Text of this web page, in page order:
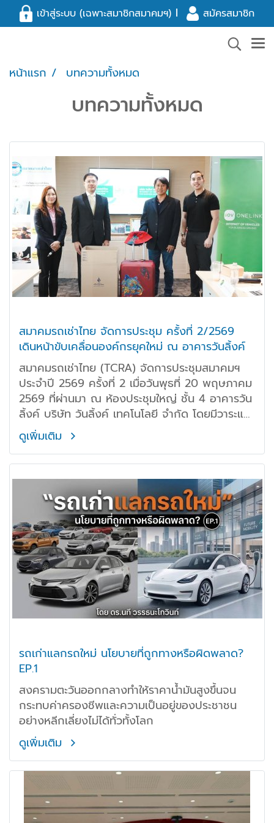
เข้าสู่ระบบ (เฉพาะสมาชิกสมาคมฯ) l สมัครสมาชิก
หน้าแรก บทความทั้งหมด
บทความทั้งหมด
สมาคมรถเช่าไทย จัดการประชุม ครั้งที่ 2/2569
เดินหน้าขับเคลื่อนองค์กรยุคใหม่ ณ อาคารวันลิ้งค์
สมาคมรถเช่าไทย (TCRA) จัดการประชุมสมาคมฯ
ประจำปี 2569 ครั้งที่ 2 เมื่อวันพุธที่ 20 พฤษภาคม
2569 ที่ผ่านมา ณ ห้องประชุมใหญ่ ชั้น 4 อาคารวัน
ลิ้งค์ บริษัท วันลิ้งค์ เทคโนโลยี จำกัด โดยมีวาระและ
กิจกรรมสำคัญดังนี้
ดูเพิ่มเติม
รถเก่าแลกรถใหม่ นโยบายที่ถูกทางหรือผิดพลาด?
EP.1
สงครามตะวันออกกลางทำให้ราคาน้ำมันสูงขึ้นจน
กระทบค่าครองชีพและความเป็นอยู่ของประชาชน
อย่างหลีกเลี่ยงไม่ได้ทั่วทั้งโลก
ดูเพิ่มเติม